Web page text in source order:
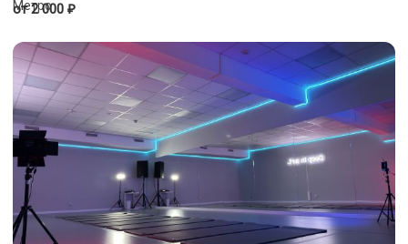
от 2 000 ₽